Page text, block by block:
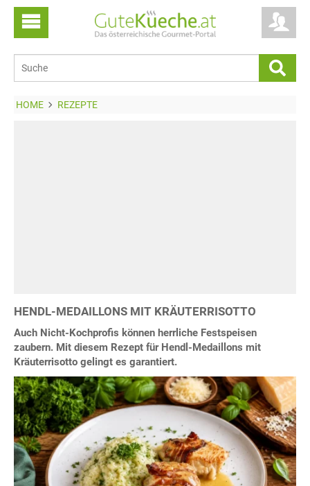
HOME REZEPTE
HENDL-MEDAILLONS MIT KRÄUTERRISOTTO
Auch Nicht-Kochprofis können herrliche Festspeisen
zaubern. Mit diesem Rezept für Hendl-Medaillons mit
Kräuterrisotto gelingt es garantiert.